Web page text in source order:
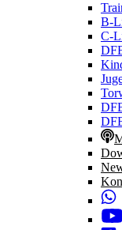
B-
C-